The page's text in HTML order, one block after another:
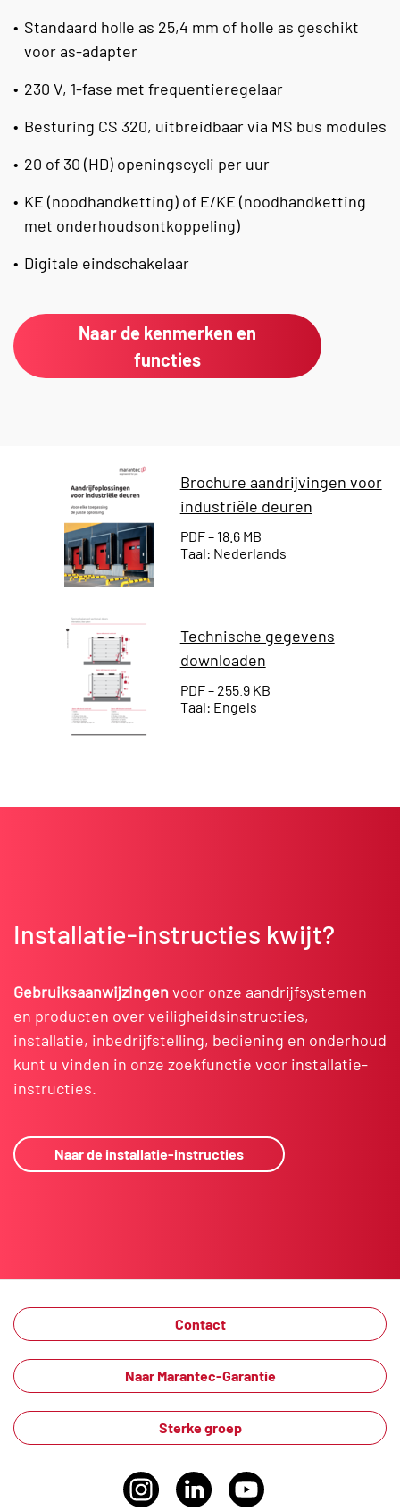
Standaard holle as 25,4 mm of holle as geschikt
voor as-adapter
230 V, 1-fase met frequentieregelaar
Besturing CS 320, uitbreidbaar via MS bus modules
20 of 30 (HD) openingscycli per uur
KE (noodhandketting) of E/KE (noodhandketting
met onderhoudsontkoppeling)
Digitale eindschakelaar
Naar de kenmerken en
functies
Brochure aandrijvingen voor
industriële deuren
PDF – 18.6 MB
Taal: Nederlands
Technische gegevens
downloaden
PDF – 255.9 KB
Taal: Engels
Installatie-instructies kwijt?
Gebruiksaanwijzingenvoor onze aandrijfsystemen
en producten over veiligheidsinstructies,
installatie, inbedrijfstelling, bediening en onderhoud
kunt u vinden in onze zoekfunctie voor installatie-
instructies.
Naar de installatie-instructies
Contact
Naar Marantec-Garantie
Sterke groep